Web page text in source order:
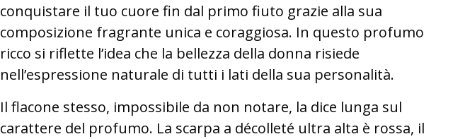
conquistare il tuo cuore fin dal primo fiuto grazie alla sua
composizione fragrante unica e coraggiosa. In questo profumo
ricco si riflette l’idea che la bellezza della donna risiede
nell’espressione naturale di tutti i lati della sua personalità.
Il flacone stesso, impossibile da non notare, la dice lunga sul
carattere del profumo. La scarpa a décolleté ultra alta è rossa, il